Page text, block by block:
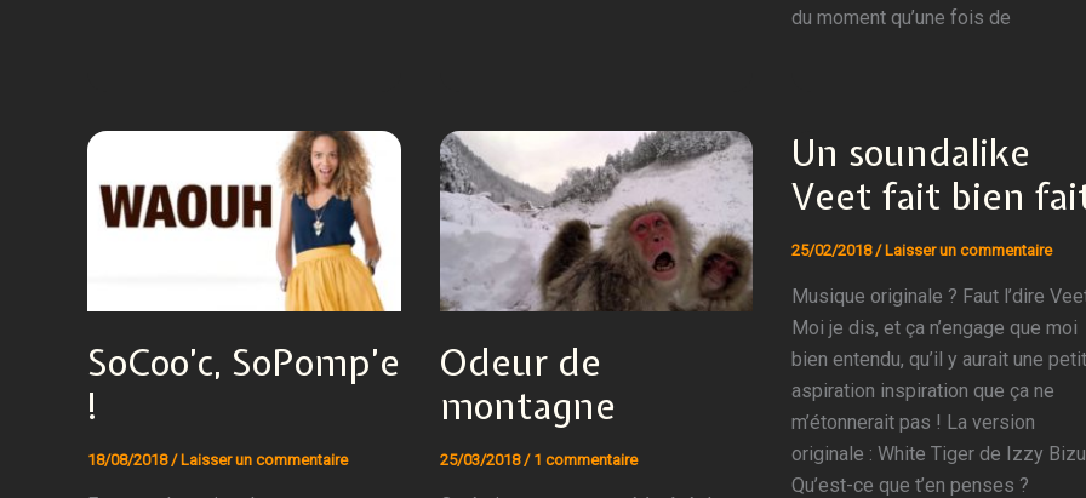
du moment qu’une fois de
SoCoo’c, SoPomp’e
!
18/08/2018 /Laisser un commentaire
Odeur de
montagne
25/03/2018 / 1 commentaire
Un soundalike
Veet fait bien
25/02/2018 / Laisser un commentaire
Musique originale ? Faut l’dire
Moi je dis, et ça n’engage que moi
bien entendu, qu’il y aurait une
aspiration inspiration que ça ne
m’étonnerait pas ! La version
originale : White Tiger de Izzy Bizu
Qu’est-ce que t’en penses ?